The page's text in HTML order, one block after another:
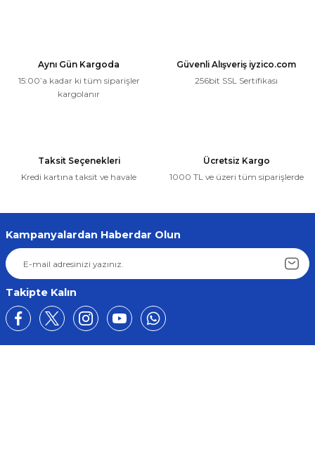
Aynı Gün Kargoda
15:00’a kadar ki tüm siparişler
kargolanır
Güvenli Alışveriş iyzico.com
256bit SSL Sertifikası
Taksit Seçenekleri
Kredi kartına taksit ve havale
Ücretsiz Kargo
1000 TL ve üzeri tüm siparişlerde
Kampanyalardan Haberdar Olun
Takipte Kalın